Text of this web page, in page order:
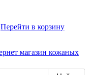
Перейти в корзину